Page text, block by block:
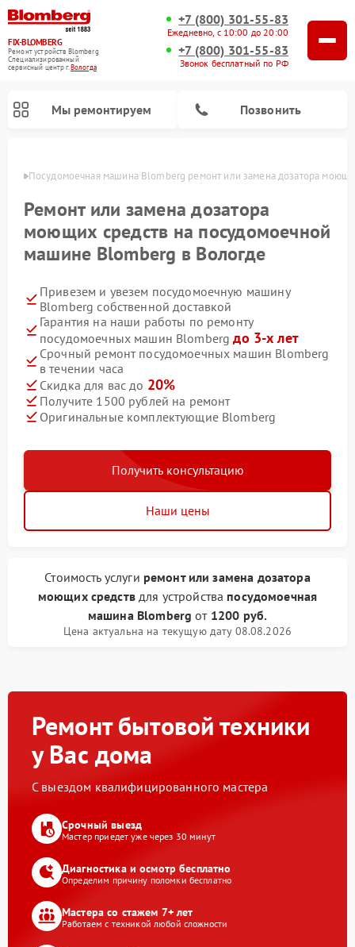
FIX-BLOMBERG
Ремонт устройств Blomberg
Специализированный
cервисный центр г.Вологда
+7 (800) 301-55-83
Ежедневно, с 10:00 до 20:00
+7 (800) 301-55-83
Звонок бесплатный по РФ
Мы ремонтируем Позвонить
Посудомоечная машина Blomberg ремонт или замена дозатора
Ремонт или замена дозатора
моющих средств на посудомоечной
машине Blomberg в Вологде
Привезем и увезем посудомоечную машину
Blomberg собственной доставкой
Гарантия на наши работы по ремонту
посудомоечных машин Blombergдо 3-х лет
Срочный ремонт посудомоечных машин Blomberg
в течении часа
Скидка для вас до 20%
Получите 1500 рублей на ремонт
Оригинальные комплектующие Blomberg
Получить консультацию
Наши цены
Стоимость услуги ремонт или замена дозатора
моющих средствдля устройства посудомоечная
машина Blomberg от 1200 руб.
Цена актуальна на текущую дату 08.08.2026
Ремонт бытовой техники
у Вас дома
С выездом квалифицированного мастера
Срочный выезд
Мастер приедет уже через 30 минут
Диагностика и осмотр бесплатно
Определим причину поломки бесплатно
Мастера со стажем 7+ лет
Работаем с техникой любой сложности